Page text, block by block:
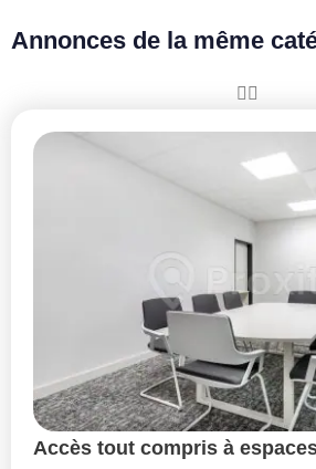
Annonces de la même
Accès tout compris à